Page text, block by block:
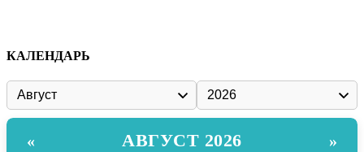
КАЛЕНДАРЬ
« АВГУСТ 2026 »